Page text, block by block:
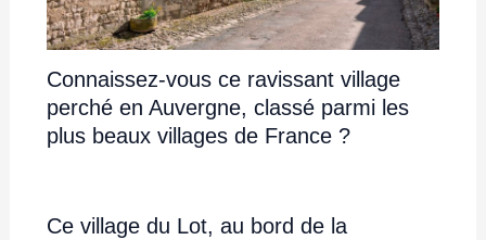
Connaissez-vous ce ravissant village
perché en Auvergne, classé parmi les
plus beaux villages de France ?
Ce village du Lot, au bord de la